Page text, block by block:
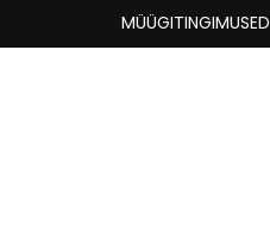
MÜÜGITINGIMUSED